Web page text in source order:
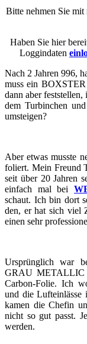
Bitte neh­men Sie mit
Haben Sie hier
Loggin­da­ten
Nach 2 Jah­ren 996,
muss ein BOXSTER
dann aber
dem Tur­bin­chen
um­stei­gen?
Aber etwas muss­te
fo­liert. Mein Freund
seit über 20 Jah­ren
ein­fach mal bei
schaut. Ich bin dort
den, er hat sich viel
einen sehr
Ur­sprüng­lich war
GRAU ME­TAL­LIC
Carbon-​​​​​​​Folie. Ich
und die Luft­ein­läs­se
kamen die Che­fin
nicht so gut passt.
wer­den.